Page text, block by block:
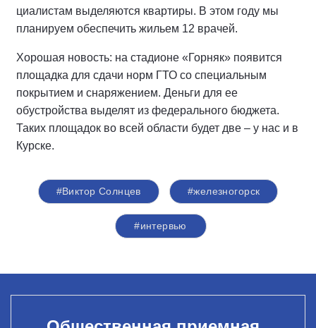
циалистам выделяются квартиры. В этом году мы
планируем обеспе­чить жильем 12 врачей.
Хорошая новость: на стадионе «Гор­няк» появится
площадка для сдачи норм ГТО со специальным
покры­тием и снаряжением. Деньги для ее
обустройства выделят из феде­рального бюджета.
Таких площадок во всей области будет две – у нас и в
Курске.
#Виктор Солнцев #железногорск
#интервью